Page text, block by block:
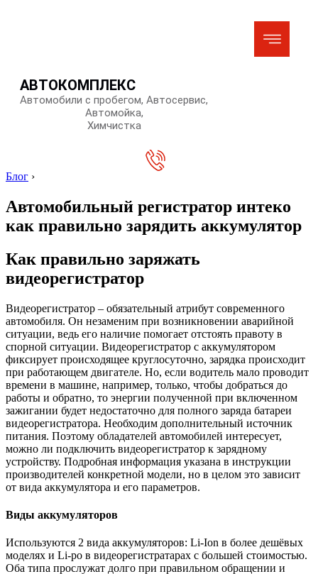
АВТОКОМПЛЕКС
Автомобили с пробегом, Автосервис,
Автомойка,
Химчистка
Блог ›
Автомобильный регистратор интеко
как правильно зарядить аккумулятор
Как правильно заряжать
видеорегистратор
Видеорегистратор – обязательный атрибут современного
автомобиля. Он незаменим при возникновении аварийной
ситуации, ведь его наличие помогает отстоять правоту в
спорной ситуации. Видеорегистратор с аккумулятором
фиксирует происходящее круглосуточно, зарядка происходит
при работающем двигателе. Но, если водитель мало проводит
времени в машине, например, только, чтобы добраться до
работы и обратно, то энергии полученной при включенном
зажигании будет недостаточно для полного заряда батареи
видеорегистратора. Необходим дополнительный источник
питания. Поэтому обладателей автомобилей интересует,
можно ли подключить видеорегистратор к зарядному
устройству. Подробная информация указана в инструкции
производителей конкретной модели, но в целом это зависит
от вида аккумулятора и его параметров.
Виды аккумуляторов
Используются 2 вида аккумуляторов: Li-Ion в более дешёвых
моделях и Li-po в видеорегистратарах с большей стоимостью.
Оба типа прослужат долго при правильном обращении и